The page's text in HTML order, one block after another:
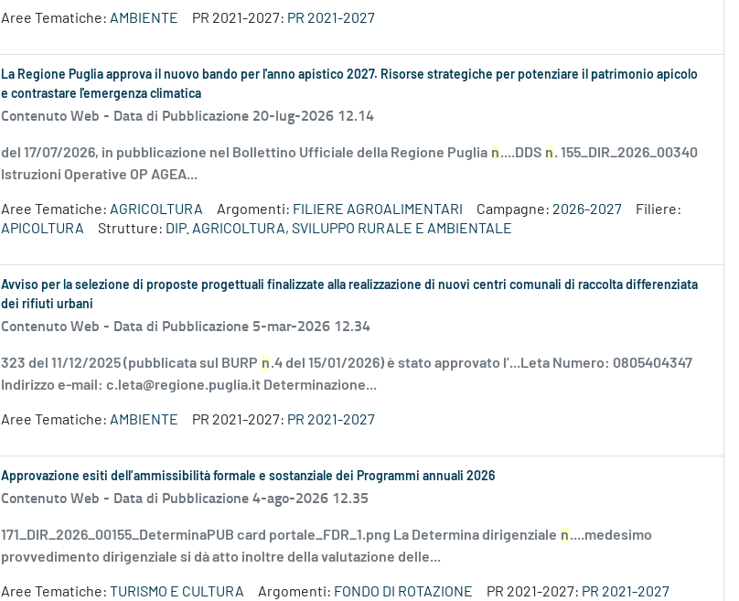
Aree Tematiche: AMBIENTE PR 2021-2027: PR 2021-2027
La Regione Puglia approva il nuovo bando per l'anno apistico 2027. Risorse strategiche per potenziare il patrimonio apicolo
e contrastare l'emergenza climatica
Contenuto Web - Data di Pubblicazione 20-lug-2026 12.14
del 17/07/2026, in pubblicazione nel Bollettino Ufficiale della Regione Puglia n....DDS n. 155_DIR_2026_00340
Istruzioni Operative OP AGEA...
Aree Tematiche: AGRICOLTURA Argomenti: FILIERE AGROALIMENTARI Campagne: 2026-2027
Filiere:
APICOLTURA
Strutture: DIP. AGRICOLTURA, SVILUPPO RURALE E AMBIENTALE
Avviso per la selezione di proposte progettuali finalizzate alla realizzazione di nuovi centri comunali di raccolta differenziata
dei rifiuti urbani
Contenuto Web - Data di Pubblicazione 5-mar-2026 12.34
323 del 11/12/2025 (pubblicata sul BURP n.4 del 15/01/2026) è stato approvato l’...Leta Numero: 0805404347
Indirizzo e-mail: c.leta@regione.puglia.it Determinazione...
Aree Tematiche: AMBIENTE PR 2021-2027: PR 2021-2027
Approvazione esiti dell’ammissibilità formale e sostanziale dei Programmi annuali 2026
Contenuto Web - Data di Pubblicazione 4-ago-2026 12.35
171_DIR_2026_00155_DeterminaPUB card portale_FDR_1.png La Determina dirigenziale n....medesimo
provvedimento dirigenziale si dà atto inoltre della valutazione delle...
Aree Tematiche: TURISMO E CULTURA Argomenti: FONDO DI ROTAZIONE PR 2021-2027: PR 2021-2027